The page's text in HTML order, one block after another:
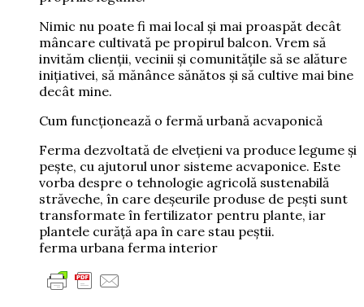
Nimic nu poate fi mai local şi mai proaspăt decât
mâncare cultivată pe propirul balcon. Vrem să
invităm clienţii, vecinii şi comunităţile să se alăture
iniţiativei, să mănânce sănătos şi să cultive mai bine
decât mine.
Cum funcţionează o fermă urbană acvaponică
Ferma dezvoltată de elveţieni va produce legume şi
peşte, cu ajutorul unor sisteme acvaponice. Este
vorba despre o tehnologie agricolă sustenabilă
străveche, în care deşeurile produse de peşti sunt
transformate în fertilizator pentru plante, iar
plantele curăţă apa în care stau peştii.
ferma urbana ferma interior